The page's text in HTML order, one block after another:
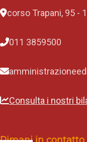
corso Trapani, 95 -
011 3859500
Consulta i nostri
Rimani in contatto